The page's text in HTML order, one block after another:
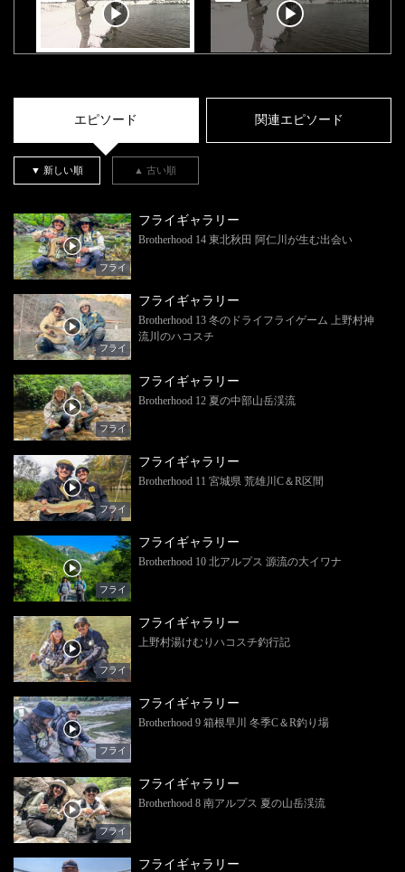
エピソード 関連エピソード
▼ 新しい順 ▲ 古い順
フライ
フライギャラリー
Brotherhood 14 東北秋田 阿仁川が生む出会い
フライ
フライギャラリー
Brotherhood 13 冬のドライフライゲーム 上野村神
流川のハコスチ
フライ
フライギャラリー
Brotherhood 12 夏の中部山岳渓流
フライ
フライギャラリー
Brotherhood 11 宮城県 荒雄川C＆R区間
フライ
フライギャラリー
Brotherhood 10 北アルプス 源流の大イワナ
フライ
フライギャラリー
上野村湯けむりハコスチ釣行記
フライ
フライギャラリー
Brotherhood 9 箱根早川 冬季C＆R釣り場
フライ
フライギャラリー
Brotherhood 8 南アルプス 夏の山岳渓流
フライギャラリー